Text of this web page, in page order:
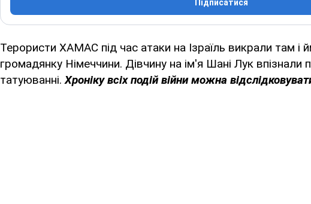
Підписатися
Терористи ХАМАС під час атаки на Ізраїль викрали там і
громадянку Німеччини. Дівчину на ім'я Шані Лук впізнали
татуюванні.Хроніку всіх подій війни можна